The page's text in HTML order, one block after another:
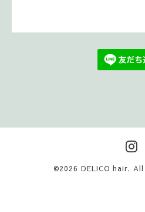
©2026 DELICO hair. All